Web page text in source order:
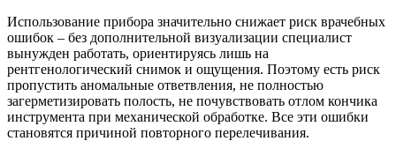
Использование прибора значительно снижает риск врачебных
ошибок – без дополнительной визуализации специалист
вынужден работать, ориентируясь лишь на
рентгенологический снимок и ощущения. Поэтому есть риск
пропустить аномальные ответвления, не полностью
загерметизировать полость, не почувствовать отлом кончика
инструмента при механической обработке. Все эти ошибки
становятся причиной повторного перелечивания.